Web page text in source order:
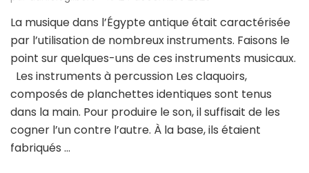
La musique dans l’Égypte antique était caractérisée
par l’utilisation de nombreux instruments. Faisons le
point sur quelques-uns de ces instruments musicaux.
Les instruments à percussion Les claquoirs,
composés de planchettes identiques sont tenus
dans la main. Pour produire le son, il suffisait de les
cogner l’un contre l’autre. À la base, ils étaient
fabriqués …